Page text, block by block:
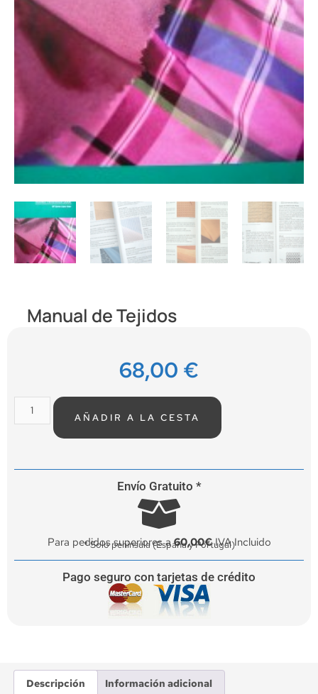
Manual de Tejidos
68,00 €
AÑADIR A LA CESTA
Envío Gratuito *
Para pedidos superiores a60,00€IVA Incluido
* Solo península (España y Portugal)
Pago seguro con tarjetas de crédito
Descripción Información adicional